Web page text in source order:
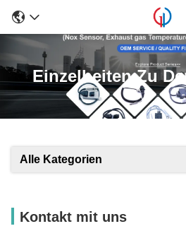
Einzelheiten Zu
Alle Kategorien
Kontakt mit uns